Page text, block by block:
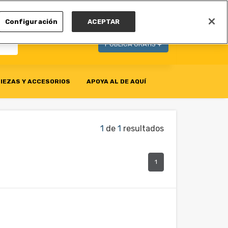
PUBLICA GRATIS +
Y ACCESORIOS APOYA AL DE AQUÍ
1 de 1 resultados
1
Configuración ACEPTAR